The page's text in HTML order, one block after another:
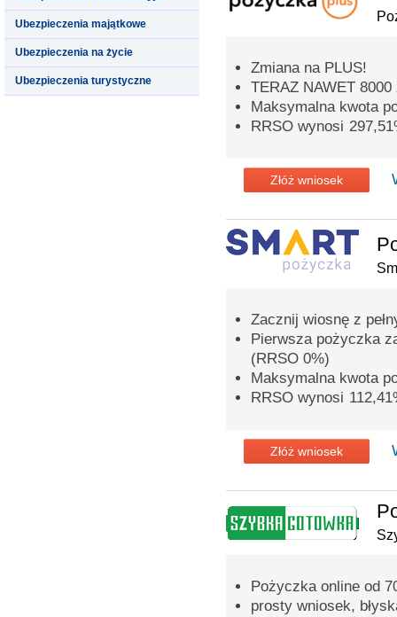
Ubezpieczenia majątkowe
Ubezpieczenia na życie
Ubezpieczenia turystyczne
Zmiana na PLUS!
TERAZ NAWET
Maksymalna kwota
RRSO wynosi
Złóż wniosek
Zacznij wiosnę z
Pierwsza pożyczka
(RRSO 0%)
Maksymalna kwota
RRSO wynosi
Złóż wniosek
Pożyczka online od
prosty wniosek,